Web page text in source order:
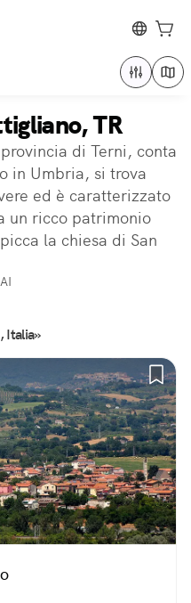
TR
di Terni, conta
in Umbria, si trova
ed è caratterizzato
un ricco patrimonio
la chiesa di San
Italia»